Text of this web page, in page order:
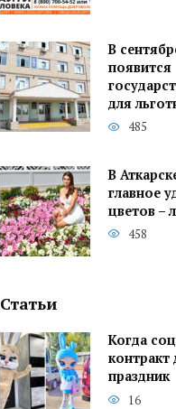
В
появится
для
485
В
главное
цветов –
458
Статьи
Когда
контракт
праздник
16